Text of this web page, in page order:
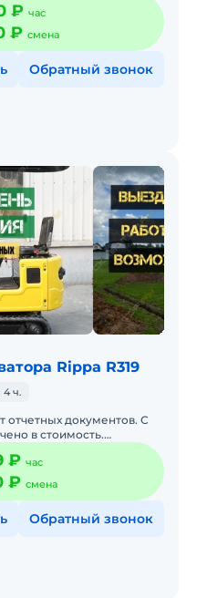
₽ час
₽ смена
Обратный звонок
Rippa R319
ч.
отчетных документов. С
в стоимость.
мини-экскаватора Rippa
₽ час
₽ смена
Обратный звонок